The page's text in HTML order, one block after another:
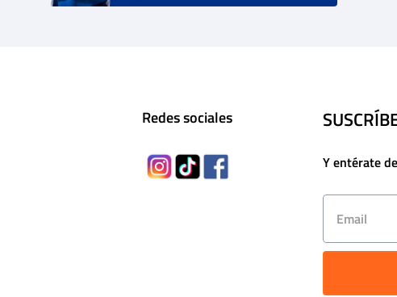
Redes sociales
Y entérate